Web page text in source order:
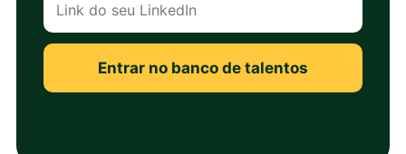
Entrar no banco de talentos